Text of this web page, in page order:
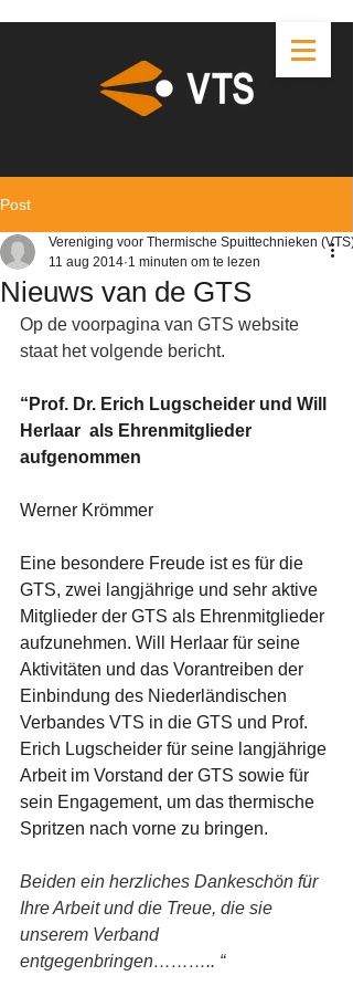
Post
Nieuws van de GTS
Vereniging voor Thermische Spuittechnieken (VTS)
11 aug 2014 1 minuten om te lezen
Op de voorpagina van GTS website
staat het volgende bericht.
“Prof. Dr. Erich Lugscheider und Will
Herlaar als Ehrenmitglieder
aufgenommen
Werner Krömmer
Eine besondere Freude ist es für die
GTS, zwei langjährige und sehr aktive
Mitglieder der GTS als Ehrenmitglieder
aufzunehmen. Will Herlaar für seine
Aktivitäten und das Vorantreiben der
Einbindung des Niederländischen
Verbandes VTS in die GTS und Prof.
Erich Lugscheider für seine langjährige
Arbeit im Vorstand der GTS sowie für
sein Engagement, um das thermische
Spritzen nach vorne zu bringen.
Beiden ein herzliches Dankeschön für
Ihre Arbeit und die Treue, die sie
unserem Verband
entgegenbringen……….. “